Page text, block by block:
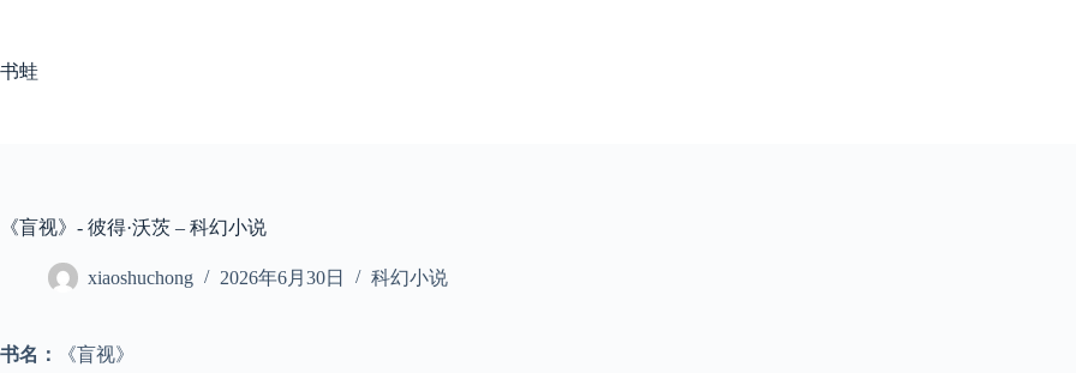
内
容
书蛙
《盲视》- 彼得·沃茨 – 科幻小说
xiaoshuchong 2026年6月30日 科幻小说
书名： 《盲视》